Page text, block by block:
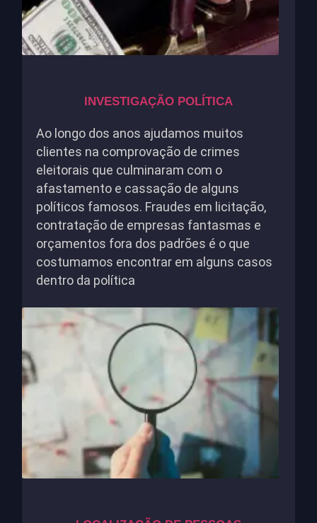
INVESTIGAÇÃO POLÍTICA
Ao longo dos anos ajudamos muitos
clientes na comprovação de crimes
eleitorais que culminaram com o
afastamento e cassação de alguns
políticos famosos. Fraudes em licitação,
contratação de empresas fantasmas e
orçamentos fora dos padrões é o que
costumamos encontrar em alguns casos
dentro da política